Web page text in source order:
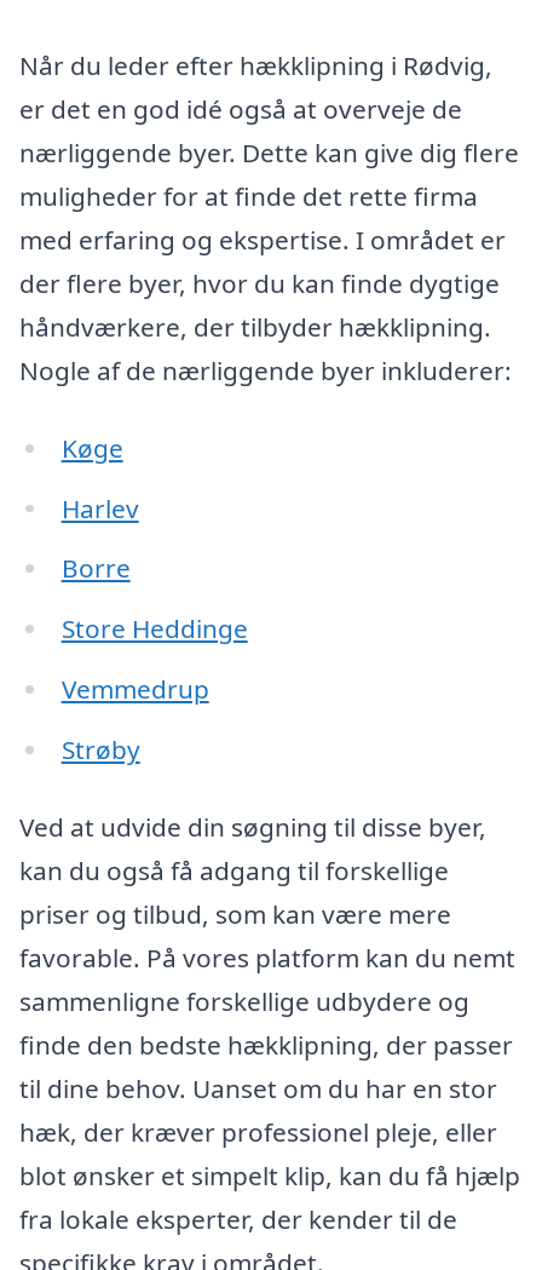
Når du leder efter hækklipning i Rødvig,
er det en god idé også at overveje de
nærliggende byer. Dette kan give dig flere
muligheder for at finde det rette firma
med erfaring og ekspertise. I området er
der flere byer, hvor du kan finde dygtige
håndværkere, der tilbyder hækklipning.
Nogle af de nærliggende byer inkluderer:
Køge
Harlev
Borre
Store Heddinge
Vemmedrup
Strøby
Ved at udvide din søgning til disse byer,
kan du også få adgang til forskellige
priser og tilbud, som kan være mere
favorable. På vores platform kan du nemt
sammenligne forskellige udbydere og
finde den bedste hækklipning, der passer
til dine behov. Uanset om du har en stor
hæk, der kræver professionel pleje, eller
blot ønsker et simpelt klip, kan du få hjælp
fra lokale eksperter, der kender til de
specifikke krav i området.